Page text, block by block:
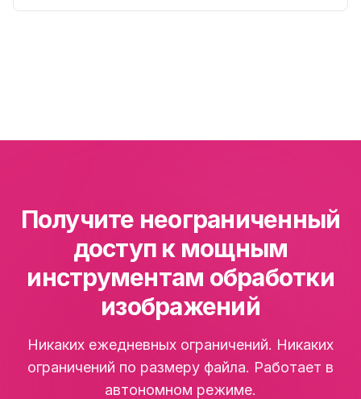
Получите неограниченный
доступ к мощным
инструментам обработки
изображений
Никаких ежедневных ограничений. Никаких
ограничений по размеру файла. Работает в
автономном режиме.